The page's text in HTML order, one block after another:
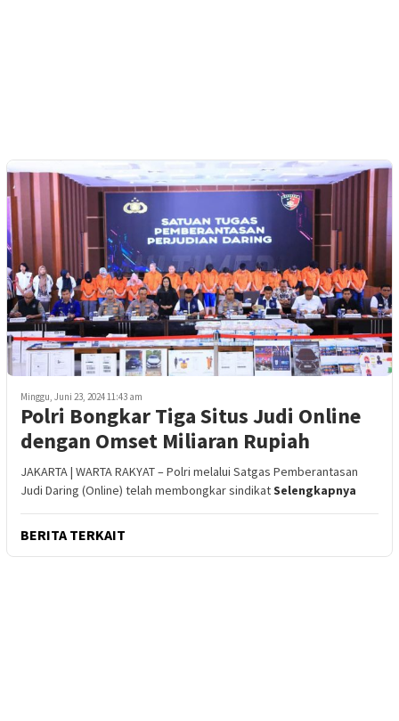
Minggu, Juni 23, 2024 11:43 am
Polri Bongkar Tiga Situs Judi Online
dengan Omset Miliaran Rupiah
JAKARTA | WARTA RAKYAT – Polri melalui Satgas Pemberantasan
Judi Daring (Online) telah membongkar sindikatSelengkapnya
BERITA TERKAIT